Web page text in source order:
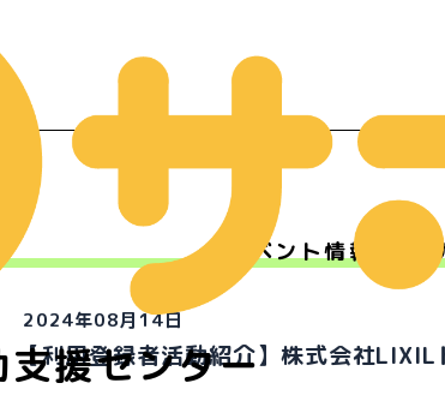
援センター
イベント情報 - Ｍ
2024年08月14日
【利用登録者活動紹介】株式会社